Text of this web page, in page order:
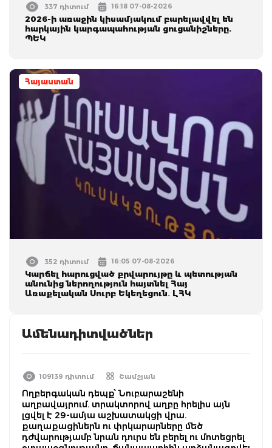
337 դիտում 16:18 07-08-2026
2026-ի առաջին կիսամյակում բարելավվել են
հարկային կարգապահության ցուցանիշները.
ՊԵԿ
Հայաստան
352 դիտում 16:05 07-08-2026
Կարճել հարուցված քրվարույթը և պետության
անունից ներողություն հայտնել Հայ
Առաքելական Սուրբ Եկեղեցուն․ ԼՀԿ
Ամենադիտվածներ
109139 դիտում Շամշյան
Ողբերգական դեպք՝ Նուբարաշենի
աղբավայրում. տրակտորով աղբը հրելիս այն
լցվել է 29-ամյա աշխատակցի վրա.
քաղաքացիներն ու փրկարարները մեծ
դժվարությամբ նրան դուրս են բերել ու մոտեցրել